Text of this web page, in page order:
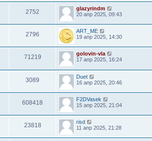
2752
glazyrindm
20 апр 2025, 09:43
2796
ART_ME
19 апр 2025, 14:30
71219
golovin-vla
17 апр 2025, 16:24
3089
Duet
16 апр 2025, 20:46
608418
F2DVasek
15 апр 2025, 21:04
23818
risd
11 апр 2025, 21:28